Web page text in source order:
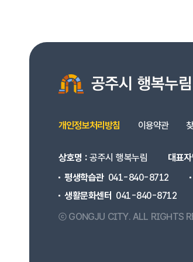
개인정보처리방침 이용약관
상호명 :공주시 행복누림 대표
평생학습관 041-840-8712
생활문화센터 041-840-8712
ⓒ GONGJU CITY. ALL RIGHTS